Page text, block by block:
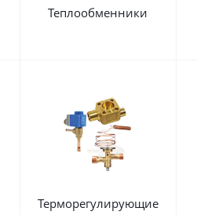
Теплообменники
Терморегулирующие